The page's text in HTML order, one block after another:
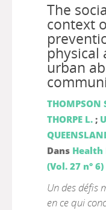
The
context
physical
urban
THOMPSON
THORPE L.;
Dans Health
(Vol. 27 n° 6)
Un des défis
en ce qui